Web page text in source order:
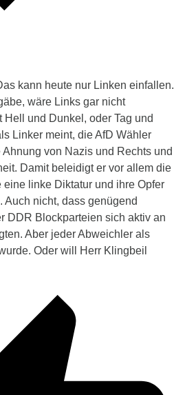
kann heute nur Linken einfallen.
wäre Links gar nicht
Hell und Dunkel, oder Tag und
Linker meint, die AfD Wähler
von Nazis und Rechts und
Damit beleidigt er vor allem die
eine linke Diktatur und ihre Opfer
Auch nicht, dass genügend
DDR Blockparteien sich aktiv an
Aber jeder Abweichler als
Oder will Herr Klingbeil